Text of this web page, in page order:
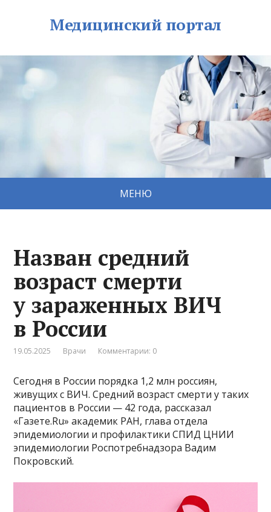
Медицинский портал
МЕНЮ
Назван средний
возраст смерти
у зараженных ВИЧ
в России
19.05.2025 Врачи Комментарии: 0
Сегодня в России порядка 1,2 млн россиян,
живущих с ВИЧ. Средний возраст смерти у таких
пациентов в России — 42 года, рассказал
«Газете.Ru» академик РАН, глава отдела
эпидемиологии и профилактики СПИД ЦНИИ
эпидемиологии Роспотребнадзора Вадим
Покровский.